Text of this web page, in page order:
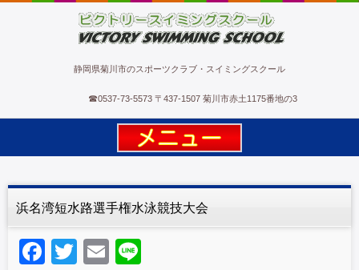
ビクトリースイミングスクール
静岡県菊川市のスポーツクラブ・スイミングスクール
☎0537-73-5573 〒437-1507 菊川市赤土1175番地の3
浜名湾短水路選手権水泳競技大会
F
T
E